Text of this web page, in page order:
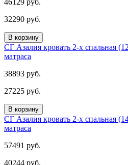
46129 руб.
32290 руб.
В корзину
СГ Азалия кровать 2-х спальная
матраса
38893 руб.
27225 руб.
В корзину
СГ Азалия кровать 2-х спальная
матраса
57491 руб.
40244 руб.